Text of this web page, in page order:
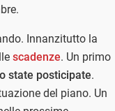
Innanzitutto la
scadenze. Un primo
state posticipate.
del piano. Un